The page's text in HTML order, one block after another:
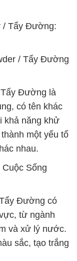
/ Tẩy Đường:
/ Tẩy Đường
Tẩy Đường là
có tên khác
khả năng khử
một yếu tố
nhau.
Sống
Đường có
từ ngành
và xử lý nước.
sắc, tạo trắng